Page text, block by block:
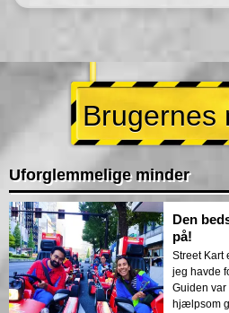
Brugernes
Uforglemmelige minder
Den
på!
Street Kart
jeg havde
Guiden var
hjælpsom